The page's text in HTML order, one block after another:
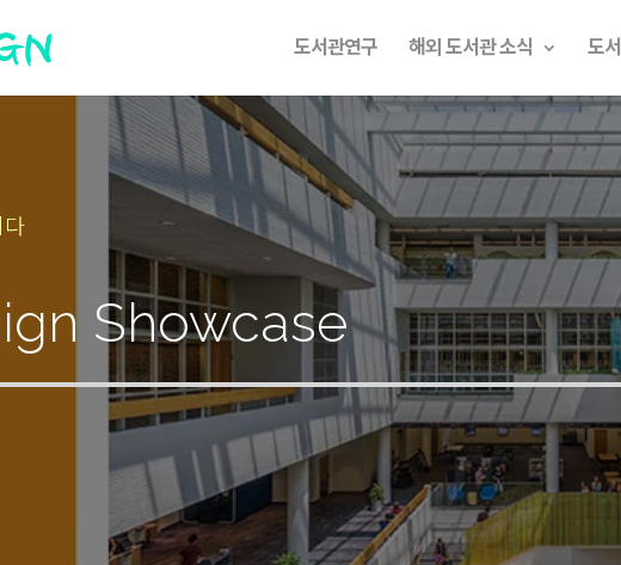
도서관연구 해외 도서관 소식 도
다
Showcase